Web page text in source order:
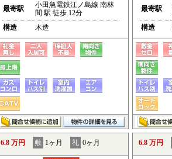
最寄駅
小田急電鉄江ノ島線 南林
間 駅 徒歩 12分
構造
木造
最寄駅
構造
6.8 万円 敷 1ヶ月 礼 0ヶ月 6.8 万円